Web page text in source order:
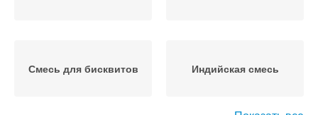
Смесь для бисквитов Индийская смесь